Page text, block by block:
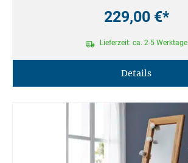
229,00 €*
Lieferzeit: ca. 2-5 Werktage
Details